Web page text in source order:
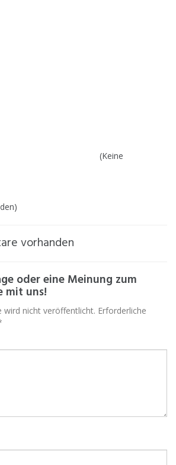
(Keine
vorhanden
oder eine Meinung zum
mit uns!
wird nicht veröffentlicht. Erforderliche